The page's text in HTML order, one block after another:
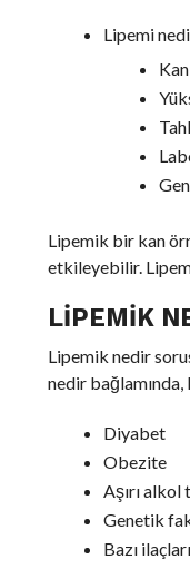
Lipemi
Lipemik bir kan
etkileyebilir.
LIPEMIK
Lipemik nedir
nedir
Diyabet
Obezite
Aşırı
Genetik
Bazı